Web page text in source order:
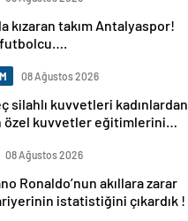
kızaran takım Antalyaspor!
futbolcu….
08 Ağustos 2026
silahlı kuvvetleri kadınlardan
özel kuvvetler eğitimlerini
08 Ağustos 2026
Ronaldo’nun akıllara zarar
istatistiğini çıkardık !